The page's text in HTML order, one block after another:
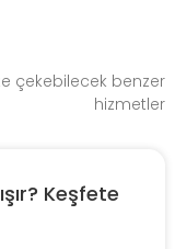
çekebilecek benzer
hizmetler
Keşfete